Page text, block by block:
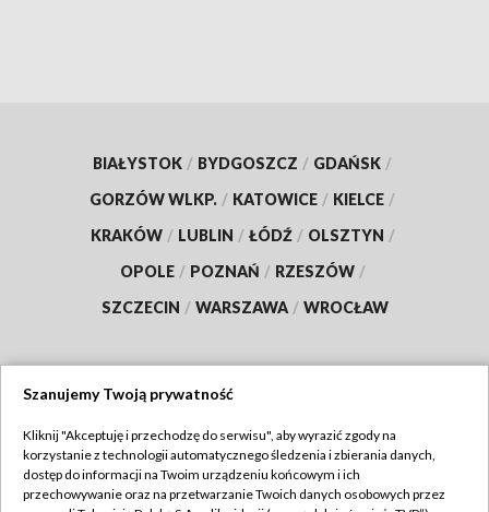
BIAŁYSTOK / BYDGOSZCZ / GDAŃSK /
GORZÓW WLKP. / KATOWICE / KIELCE /
KRAKÓW / LUBLIN / ŁÓDŹ / OLSZTYN /
OPOLE / POZNAŃ / RZESZÓW /
SZCZECIN / WARSZAWA / WROCŁAW
TVP
Abonament TVP
Regulamin TVP
Szanujemy Twoją prywatność
Kliknij "Akceptuję i przechodzę do serwisu", aby wyrazić zgody na
korzystanie z technologii automatycznego śledzenia i zbierania danych,
dostęp do informacji na Twoim urządzeniu końcowym i ich
przechowywanie oraz na przetwarzanie Twoich danych osobowych przez